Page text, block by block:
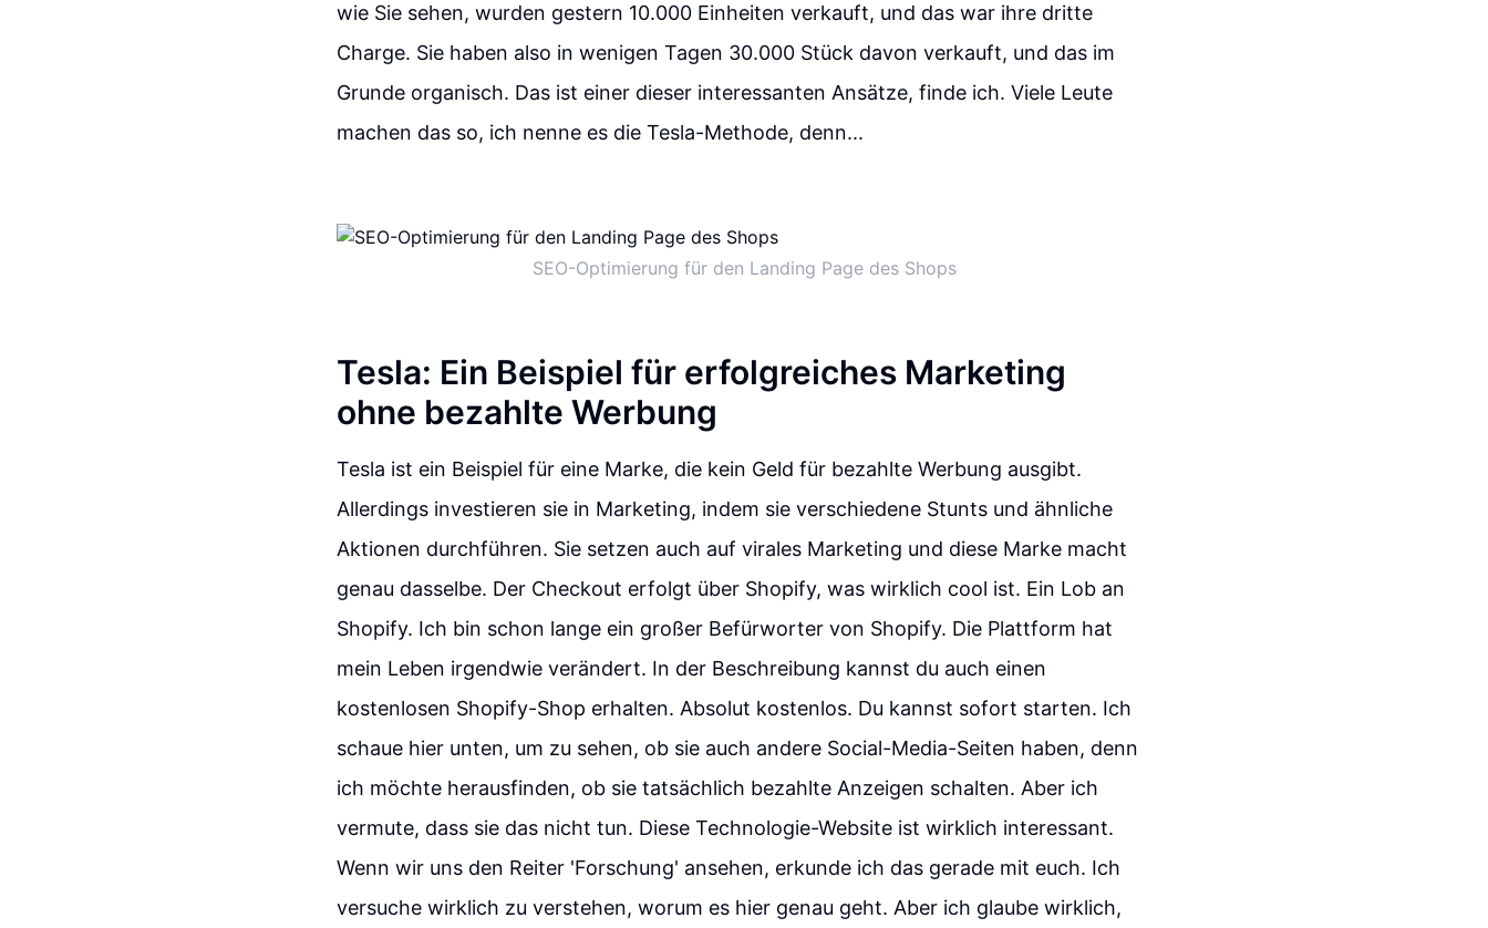
wie Sie sehen, wurden gestern 10.000 Einheiten verkauft, und das war ihre dritte
Charge. Sie haben also in wenigen Tagen 30.000 Stück davon verkauft, und das im
Grunde organisch. Das ist einer dieser interessanten Ansätze, finde ich. Viele Leute
machen das so, ich nenne es die Tesla-Methode, denn...
SEO-Optimierung für den Landing Page des Shops
Tesla: Ein Beispiel für erfolgreiches Marketing
ohne bezahlte Werbung
Tesla ist ein Beispiel für eine Marke, die kein Geld für bezahlte Werbung ausgibt.
Allerdings investieren sie in Marketing, indem sie verschiedene Stunts und ähnliche
Aktionen durchführen. Sie setzen auch auf virales Marketing und diese Marke macht
genau dasselbe. Der Checkout erfolgt über Shopify, was wirklich cool ist. Ein Lob an
Shopify. Ich bin schon lange ein großer Befürworter von Shopify. Die Plattform hat
mein Leben irgendwie verändert. In der Beschreibung kannst du auch einen
kostenlosen Shopify-Shop erhalten. Absolut kostenlos. Du kannst sofort starten. Ich
schaue hier unten, um zu sehen, ob sie auch andere Social-Media-Seiten haben, denn
ich möchte herausfinden, ob sie tatsächlich bezahlte Anzeigen schalten. Aber ich
vermute, dass sie das nicht tun. Diese Technologie-Website ist wirklich interessant.
Wenn wir uns den Reiter 'Forschung' ansehen, erkunde ich das gerade mit euch. Ich
versuche wirklich zu verstehen, worum es hier genau geht. Aber ich glaube wirklich,